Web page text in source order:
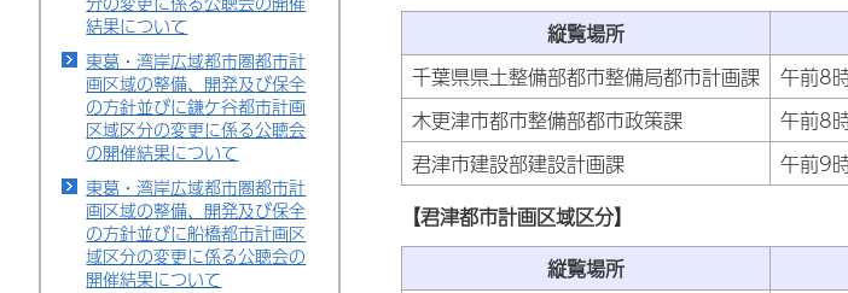
結果について
東葛・湾岸広域都市圏都市計
画区域の整備、開発及び保全
の方針並びに鎌ケ谷都市計画
区域区分の変更に係る公聴会
の開催結果について
東葛・湾岸広域都市圏都市計
画区域の整備、開発及び保全
の方針並びに船橋都市計画区
域区分の変更に係る公聴会の
開催結果について
縦覧場所
千葉県県土整備部都市整備局都市計画課
午前8
木更津市都市整備部都市政策課
午前8
君津市建設部建設計画課
午前9
【君津都市計画区域区分】
縦覧場所